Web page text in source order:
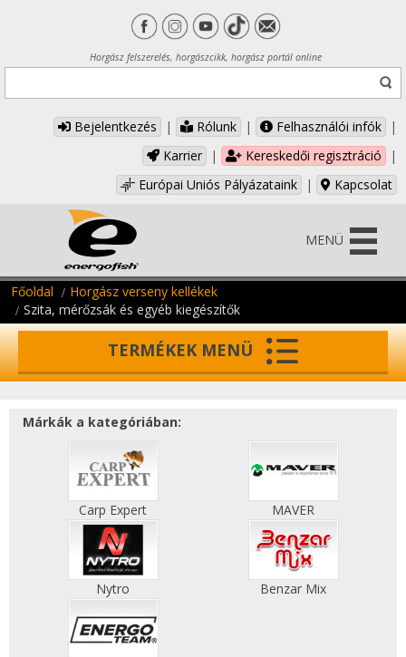
Horgász felszerelés, horgászcikk, horgász portál online
Bejelentkezés | Rólunk | Felhasználói infók
|
Karrier
| Kereskedői regisztráció
|
Európai Uniós Pályázataink
| Kapcsolat
MENÜ
Főoldal
Horgász verseny kellékek
Szita, mérőzsák és egyéb kiegészítők
TERMÉKEK MENÜ
Márkák a kategóriában:
Carp Expert MAVER
Nytro Benzar Mix